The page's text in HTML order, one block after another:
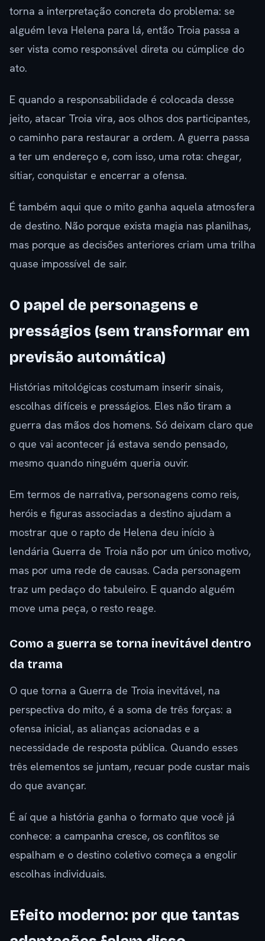
torna a interpretação concreta do problema: se
alguém leva Helena para lá, então Troia passa a
ser vista como responsável direta ou cúmplice do
ato.
E quando a responsabilidade é colocada desse
jeito, atacar Troia vira, aos olhos dos participantes,
o caminho para restaurar a ordem. A guerra passa
a ter um endereço e, com isso, uma rota: chegar,
sitiar, conquistar e encerrar a ofensa.
É também aqui que o mito ganha aquela atmosfera
de destino. Não porque exista magia nas planilhas,
mas porque as decisões anteriores criam uma trilha
quase impossível de sair.
O papel de personagens e
presságios (sem transformar em
previsão automática)
Histórias mitológicas costumam inserir sinais,
escolhas difíceis e presságios. Eles não tiram a
guerra das mãos dos homens. Só deixam claro que
o que vai acontecer já estava sendo pensado,
mesmo quando ninguém queria ouvir.
Em termos de narrativa, personagens como reis,
heróis e figuras associadas a destino ajudam a
mostrar que o rapto de Helena deu início à
lendária Guerra de Troia não por um único motivo,
mas por uma rede de causas. Cada personagem
traz um pedaço do tabuleiro. E quando alguém
move uma peça, o resto reage.
Como a guerra se torna inevitável dentro
da trama
O que torna a Guerra de Troia inevitável, na
perspectiva do mito, é a soma de três forças: a
ofensa inicial, as alianças acionadas e a
necessidade de resposta pública. Quando esses
três elementos se juntam, recuar pode custar mais
do que avançar.
É aí que a história ganha o formato que você já
conhece: a campanha cresce, os conflitos se
espalham e o destino coletivo começa a engolir
escolhas individuais.
Efeito moderno: por que tantas